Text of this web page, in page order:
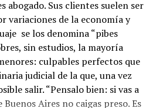
que luego ahondaráen sus
mayor complejidad.«La
mis recursos disminuye cuando
decía RobertBressonen
, máxima que el
en2014– parecetomar al
l ogranel nivel de
abogado. Sus clientes suelen ser
variaciones de la economía y
se los denomina “pibes
sin estudios, la mayoría
culpables perfectos que
judicial de la que, una vez
salir. “Pensalo bien: si vas a
Aires no caigas preso. Es